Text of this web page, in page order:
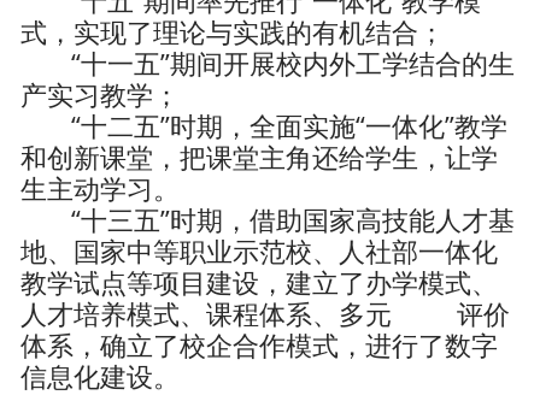
式，实现了理论与实践的有机结合；
“十一五”期间开展校内外工学结合的生
产实习教学；
“十二五”时期，全面实施“一体化”教学
和创新课堂，把课堂主角还给学生，让学
生主动学习。
“十三五”时期，借助国家高技能人才基
地、国家中等职业示范校、人社部一体化
教学试点等项目建设，建立了办学模式、
人才培养模式、课程体系、多元 评价
体系，确立了校企合作模式，进行了数字
信息化建设。